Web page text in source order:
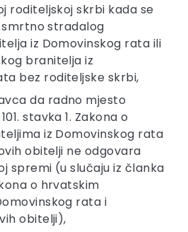
roditeljskoj skrbi kada se
stradalog
iz Domovinskog rata ili
branitelja iz
bez roditeljske skrbi,
da radno mjesto
stavka 1. Zakona o
iz Domovinskog rata
obitelji ne odgovara
spremi (u slučaju iz članka
o hrvatskim
rata i
obitelji),